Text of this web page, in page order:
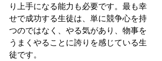
り上手になる能力も必要です。最も幸
せで成功する生徒は、単に競争心を持
つのではなく、やる気があり、物事を
うまくやることに誇りを感じている生
徒です。